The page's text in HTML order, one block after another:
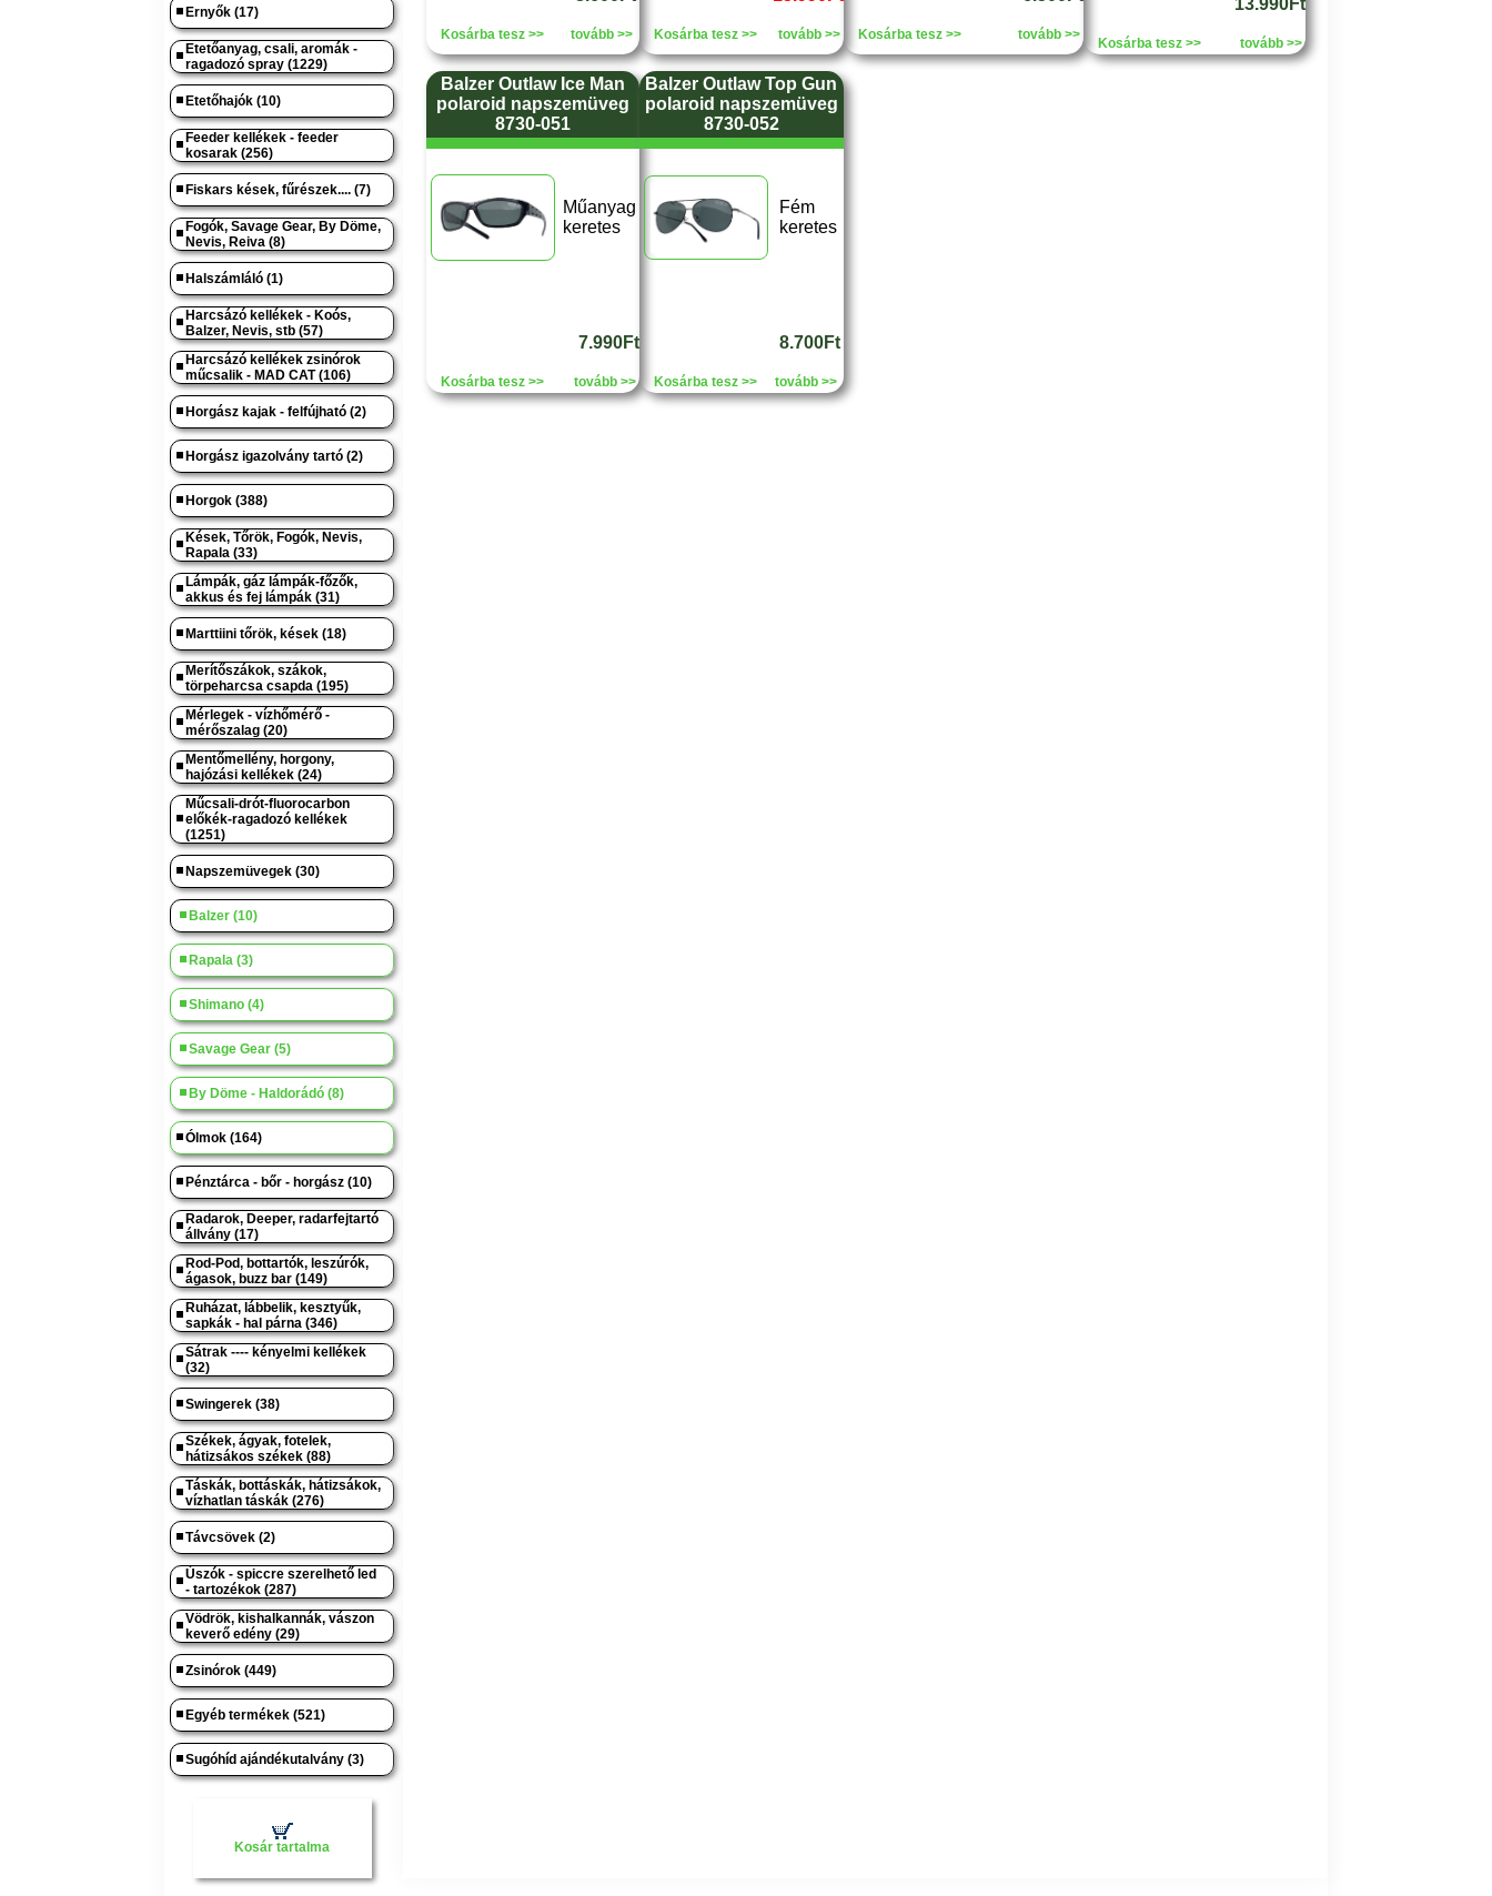
Ernyők (17)
Etetőanyag, csali, aromák -
ragadozó spray (1229)
Etetőhajók (10)
Feeder kellékek - feeder
kosarak (256)
Fiskars kések, fűrészek.... (7)
Fogók, Savage Gear, By Döme,
Nevis, Reiva (8)
Halszámláló (1)
Harcsázó kellékek - Koós,
Balzer, Nevis, stb (57)
Harcsázó kellékek zsinórok
műcsalik - MAD CAT (106)
Horgász kajak - felfújható (2)
Horgász igazolvány tartó (2)
Horgok (388)
Kések, Tőrök, Fogók, Nevis,
Rapala (33)
Lámpák, gáz lámpák-főzők,
akkus és fej lámpák (31)
Marttiini tőrök, kések (18)
Merítőszákok, szákok,
törpeharcsa csapda (195)
Mérlegek - vízhőmérő -
mérőszalag (20)
Mentőmellény, horgony,
hajózási kellékek (24)
Műcsali-drót-fluorocarbon
előkék-ragadozó kellékek
(1251)
Napszemüvegek (30)
Balzer (10)
Rapala (3)
Shimano (4)
Savage Gear (5)
By Döme - Haldorádó (8)
Ólmok (164)
Pénztárca - bőr - horgász (10)
Radarok, Deeper, radarfejtartó
állvány (17)
Rod-Pod, bottartók, leszúrók,
ágasok, buzz bar (149)
Ruházat, lábbelik, kesztyűk,
sapkák - hal párna (346)
Sátrak ---- kényelmi kellékek
(32)
Swingerek (38)
Székek, ágyak, fotelek,
hátizsákos székek (88)
Táskák, bottáskák, hátizsákok,
vízhatlan táskák (276)
Távcsövek (2)
Úszók - spiccre szerelhető led
- tartozékok (287)
Vödrök, kishalkannák, vászon
keverő edény (29)
Zsinórok (449)
Egyéb termékek (521)
Sugóhíd ajándékutalvány (3)
Kosár tartalma
Kosárba tesz >> tovább >> Kosárba tesz >> tovább >> Kosárba tesz >> tovább >>
13.990Ft
Kosárba tesz >> tovább >>
Balzer Outlaw Ice Man
polaroid napszemüveg
8730-051
Műanyag
keretes
7.990Ft
Kosárba tesz >> tovább >>
Balzer Outlaw Top Gun
polaroid napszemüveg
8730-052
Fém
keretes
8.700Ft
Kosárba tesz >> tovább >>